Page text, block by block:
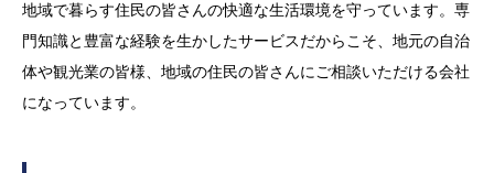
地域で暮らす住民の皆さんの快適な生活環境を守っています。専
門知識と豊富な経験を生かしたサービスだからこそ、地元の自治
体や観光業の皆様、地域の住民の皆さんにご相談いただける会社
になっています。